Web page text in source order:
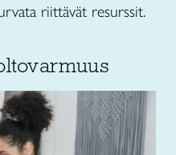
riittävät resurssit.